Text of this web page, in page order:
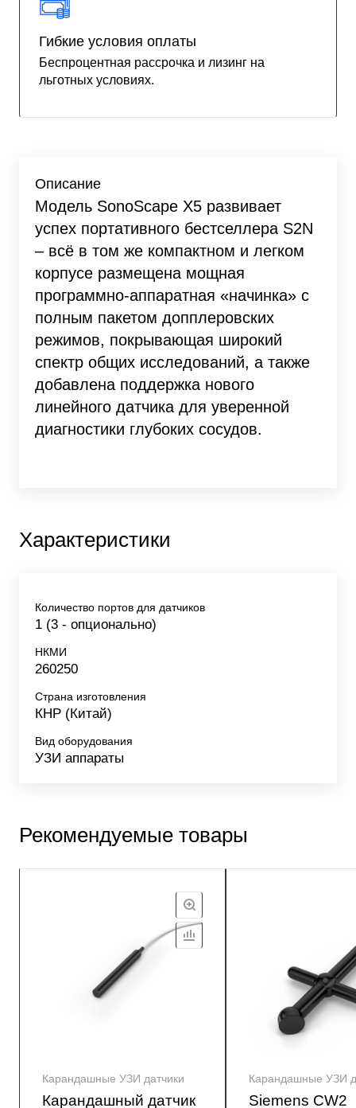
Гибкие условия оплаты
Беспроцентная рассрочка и лизинг на
льготных условиях.
Описание
Модель SonoScape X5 развивает
успех портативного бестселлера S2N
– всё в том же компактном и легком
корпусе размещена мощная
программно-аппаратная «начинка» с
полным пакетом допплеровских
режимов, покрывающая широкий
спектр общих исследований, а также
добавлена поддержка нового
линейного датчика для уверенной
диагностики глубоких сосудов.
Характеристики
Количество портов для датчиков
1 (3 - опционально)
НКМИ
260250
Страна изготовления
КНР (Китай)
Вид оборудования
УЗИ аппараты
Рекомендуемые товары
Карандашные УЗИ датчики
Карандашный датчик
Карандашные УЗИ
Siemens CW2